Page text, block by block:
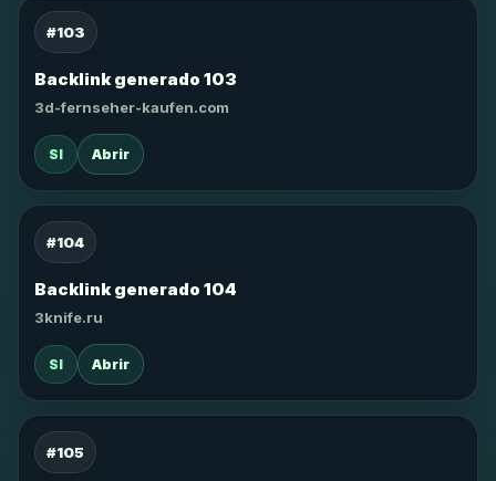
#103
Backlink generado 103
3d-fernseher-kaufen.com
SI Abrir
#104
Backlink generado 104
3knife.ru
SI Abrir
#105